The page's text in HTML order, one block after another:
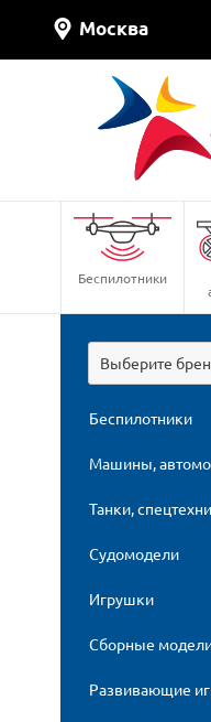
Москва
Беспилотники
Выберите
Беспилотники
Машины,
Танки,
Судомодели
Игрушки
Сборные
Развивающие